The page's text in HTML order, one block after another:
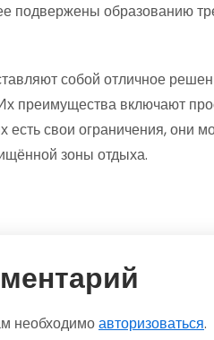
подвержены образованию
собой отличное
преимущества включают
есть свои ограничения, они
зоны отдыха.
необходимоавторизоваться.